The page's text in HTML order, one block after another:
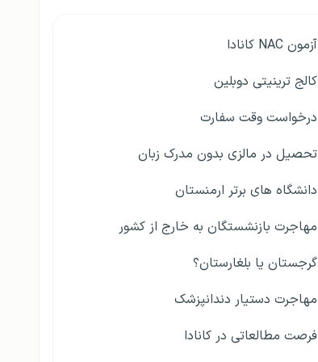
آزمون NAC کانادا
کالج ترینیتی دوبلین
درخواست وقت سفارت
تحصیل در مالزی بدون مدرک زبان
دانشگاه های برتر ارمنستان
مهاجرت بازنشستگان به خارج از کشور
گرجستان یا بلغارستان؟
مهاجرت دستیار دندانپزشک
فرصت مطالعاتی در کانادا